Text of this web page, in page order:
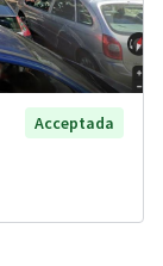
Acceptada